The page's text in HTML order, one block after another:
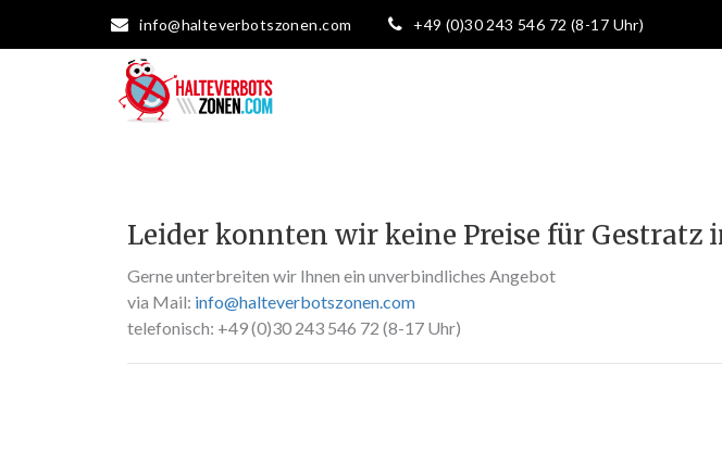
info@halteverbotszonen.com +49 (0)30 243 546 72 (8-17 Uhr)
Leider konnten wir keine Preise für Gestratz
Gerne unterbreiten wir Ihnen ein unverbindliches Angebot
via Mail: info@halteverbotszonen.com
telefonisch: +49 (0)30 243 546 72 (8-17 Uhr)